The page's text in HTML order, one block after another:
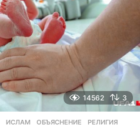
14562 3
,ИСЛАМ ,ОБЪЯСНЕНИЕ ,РЕЛИГИЯ